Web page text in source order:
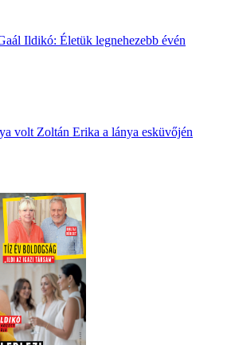
Ildikó: Életük legnehezebb évén
volt Zoltán Erika a lánya esküvőjén